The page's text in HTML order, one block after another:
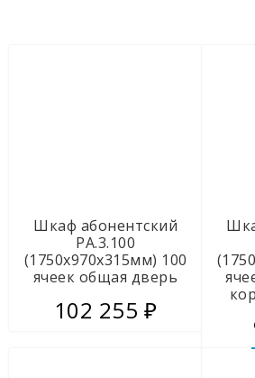
Инструментальные шкафы
Стойки инструментальные
Тумбы инструментальные
Размер, мм (ВхШхГ)
Шкаф абонентский
РА.3.100
(1750х970х315мм) 100
ячеек общая дверь
102 255 ₽